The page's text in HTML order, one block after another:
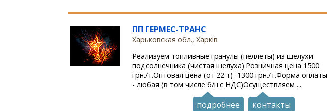
ПП ГЕРМЕС-ТРАНС
Харьковская обл., Харків
Реализуем топливные гранулы (пеллеты) из шелухи
подсолнечника (чистая шелуха).Розничная цена 1500
грн./т.Оптовая цена (от 22 т) -1300 грн./т.Форма оплаты
- любая (в том числе б/н с НДС)Осуществляем ...
подробнее контакты